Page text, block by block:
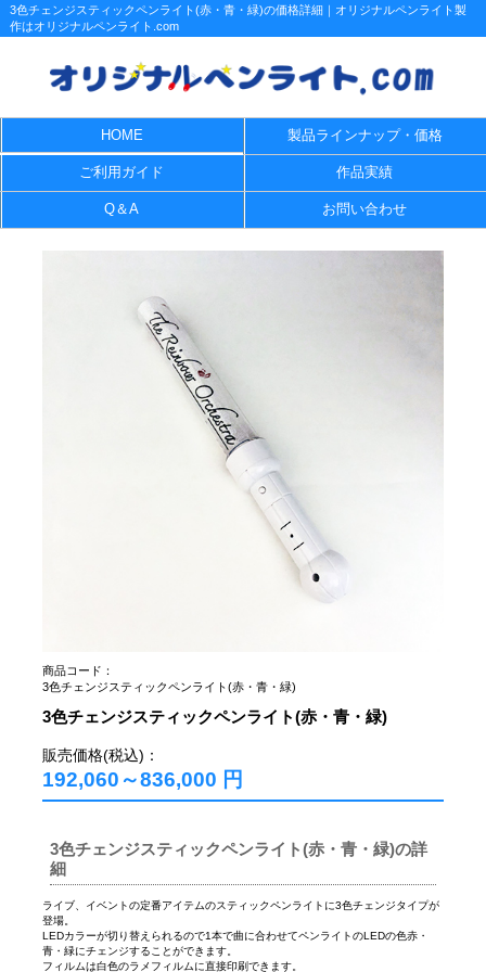
3色チェンジスティックペンライト(赤・青・緑)の価格詳細｜オリジナルペンライト製
作はオリジナルペンライト.com
HOME 製品ラインナップ・価格
ご利用ガイド 作品実績
Q＆A お問い合わせ
商品コード：
3色チェンジスティックペンライト(赤・青・緑)
3色チェンジスティックペンライト(赤・青・緑)
販売価格(税込)：
192,060～836,000 円
3色チェンジスティックペンライト(赤・青・緑)の詳
細
ライブ、イベントの定番アイテムのスティックペンライトに3色チェンジタイプが
登場。
LEDカラーが切り替えられるので1本で曲に合わせてペンライトのLEDの色赤・
青・緑にチェンジすることができます。
フィルムは白色のラメフィルムに直接印刷できます。